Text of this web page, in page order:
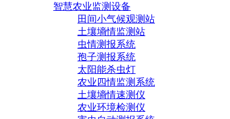
智慧农业监测设备
田间小气候观测站
土壤墒情监测站
虫情测报系统
孢子测报系统
太阳能杀虫灯
农业四情监测系统
土壤墒情速测仪
农业环境检测仪